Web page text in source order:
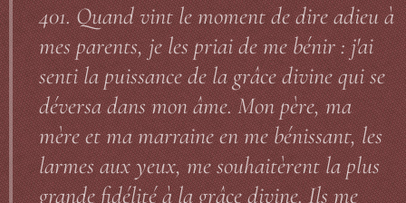
401. Quand vint le moment de dire adieu à
mes parents, je les priai de me bénir : j'ai
senti la puissance de la grâce divine qui se
déversa dans mon âme. Mon père, ma
mère et ma marraine en me bénissant, les
larmes aux yeux, me souhaitèrent la plus
grande fidélité à la grâce divine. Ils me